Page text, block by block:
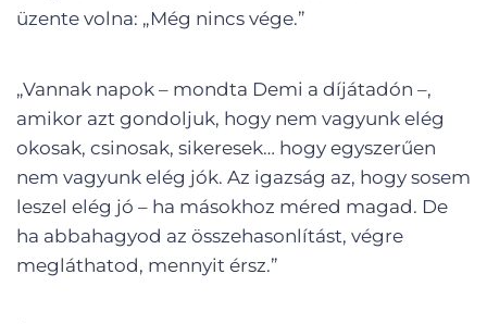
üzente volna: „Még nincs vége.”
„Vannak napok – mondta Demi a díjátadón –,
amikor azt gondoljuk, hogy nem vagyunk elég
okosak, csinosak, sikeresek… hogy egyszerűen
nem vagyunk elég jók. Az igazság az, hogy sosem
leszel elég jó – ha másokhoz méred magad. De
ha abbahagyod az összehasonlítást, végre
megláthatod, mennyit érsz.”